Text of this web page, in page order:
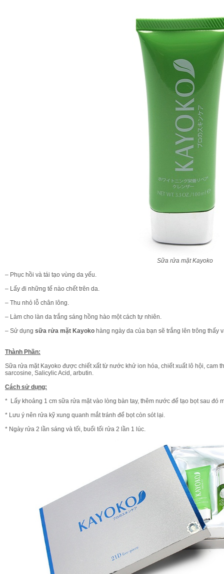
Sữa rửa mặt Kayoko
– Phục hồi và tái tạo vùng da yếu.
– Lấy đi những tế nào chết trên da.
– Thu nhỏ lỗ chân lông.
– Làm cho làn da trắng sáng hồng hào một cách tự nhiên.
– Sử dụng sữa rửa mặt Kayoko hàng ngày da của bạn sẽ trắng lên trông thấy
Thành Phần:
Sữa rửa mặt Kayoko được chiết xất từ nước khử ion hóa, chiết xuất lô hội, cam
sarcosine, Salicylic Acid, arbutin.
Cách sử dụng:
* Lấy khoảng 1 cm sữa rửa mặt vào lòng bàn tay, thêm nước để tạo bọt sau đó
* Lưu ý nên rửa kỹ xung quanh mắt tránh để bọt còn sót lại.
* Ngày rửa 2 lần sáng và tối, buổi tối rửa 2 lần 1 lúc.
Mua hàng